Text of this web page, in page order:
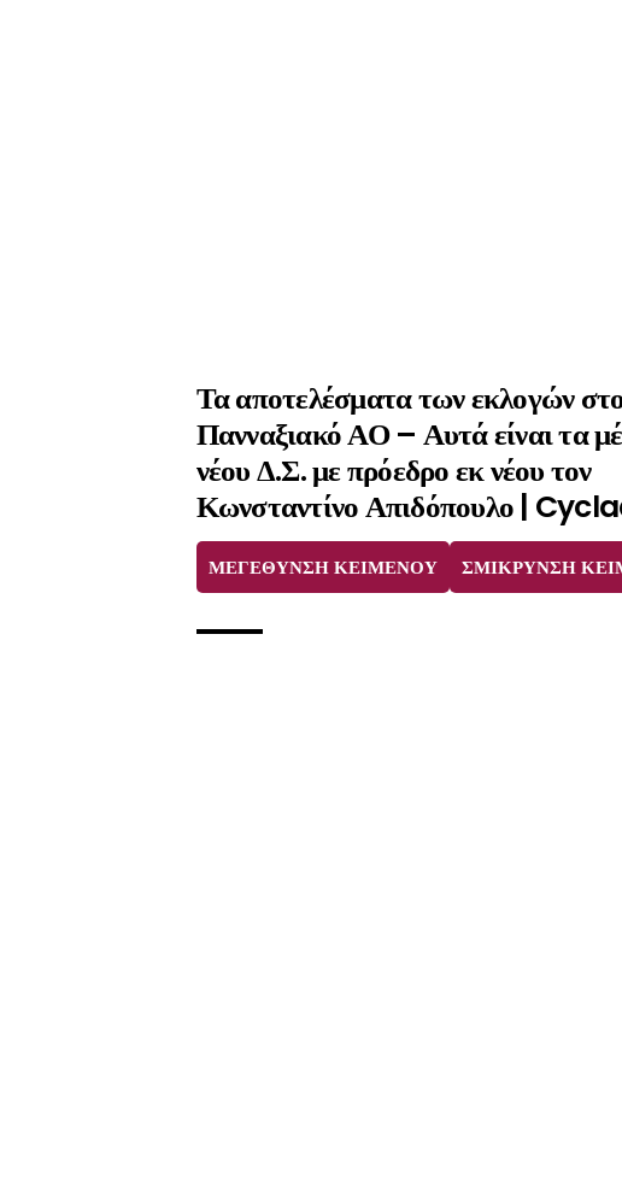
Τα αποτελέσματα των εκλογών
Πανναξιακό ΑΟ – Αυτά είναι τα
νέου Δ.Σ. με πρόεδρο εκ νέου τον
Κωνσταντίνο Απιδόπουλο |
ΜΕΓΕΘΥΝΣΗ ΚΕΙΜΕΝΟΥ ΣΜΙΚΡΥΝΣΗ